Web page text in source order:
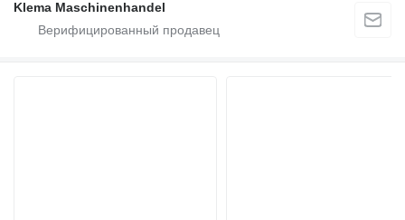
Klema Maschinenhandel